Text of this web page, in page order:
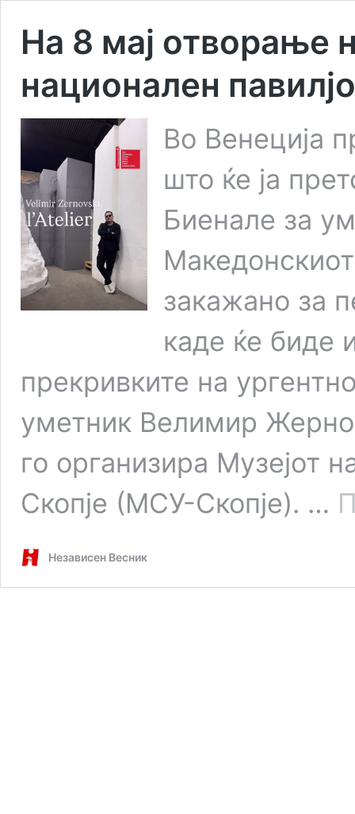
На 8 мај отворање
национален
Во Венеција
што ќе ја
Биенале за
закажано за
каде ќе биде
прекривките на
уметник Велимир
го организира Музејот
Скопје (МСУ-Скопје). …
Независен Весник